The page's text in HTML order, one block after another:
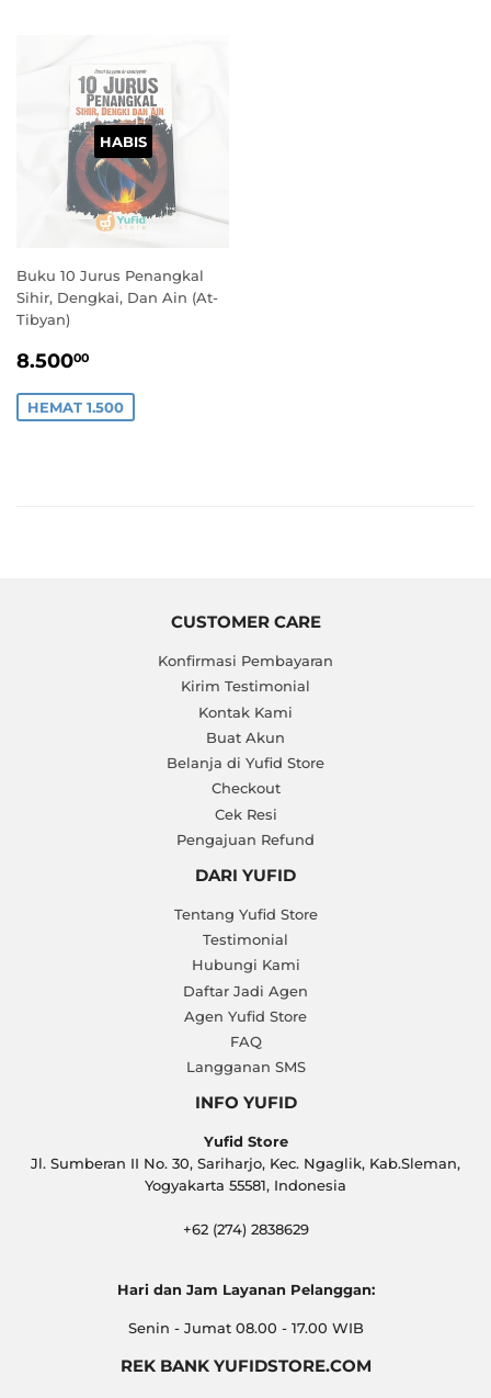
HABIS
Buku 10 Jurus Penangkal
Sihir, Dengkai, Dan Ain (At-
Tibyan)
HARGA
8.50000
HEMAT 1.500
CUSTOMER CARE
Konfirmasi Pembayaran
Kirim Testimonial
Kontak Kami
Buat Akun
Belanja di Yufid Store
Checkout
Cek Resi
Pengajuan Refund
DARI YUFID
Tentang Yufid Store
Testimonial
Hubungi Kami
Daftar Jadi Agen
Agen Yufid Store
FAQ
Langganan SMS
INFO YUFID
Yufid Store
Jl. Sumberan II No. 30, Sariharjo, Kec. Ngaglik, Kab.Sleman,
Yogyakarta 55581, Indonesia
+62 (274) 2838629
Hari dan Jam Layanan Pelanggan:
Senin - Jumat 08.00 - 17.00 WIB
REK BANK YUFIDSTORE.COM